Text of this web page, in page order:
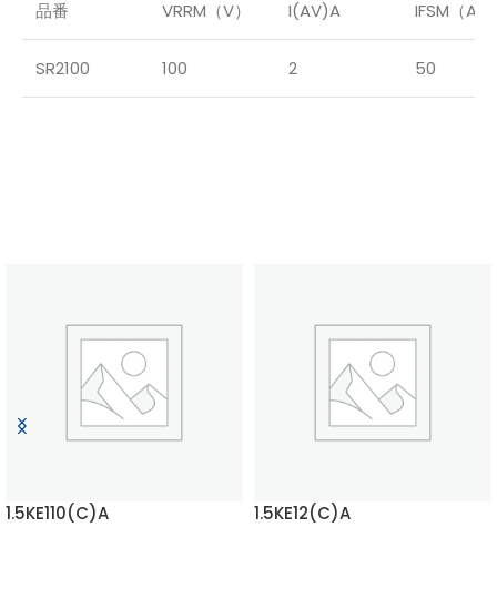
品番 VRRM（V） I(AV)A IFSM（A）
SR2100 100 2 50
1.5KE110(C)A 1.5KE12(C)A